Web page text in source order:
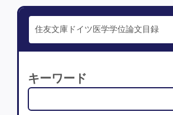
キーワード